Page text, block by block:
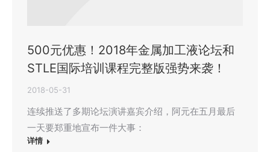
500元优惠！2018年金属加工液论坛和
STLE国际培训课程完整版强势来袭！
2018-05-31
连续推送了多期论坛演讲嘉宾介绍，阿元在五月最后
一天要郑重地宣布一件大事：
详情